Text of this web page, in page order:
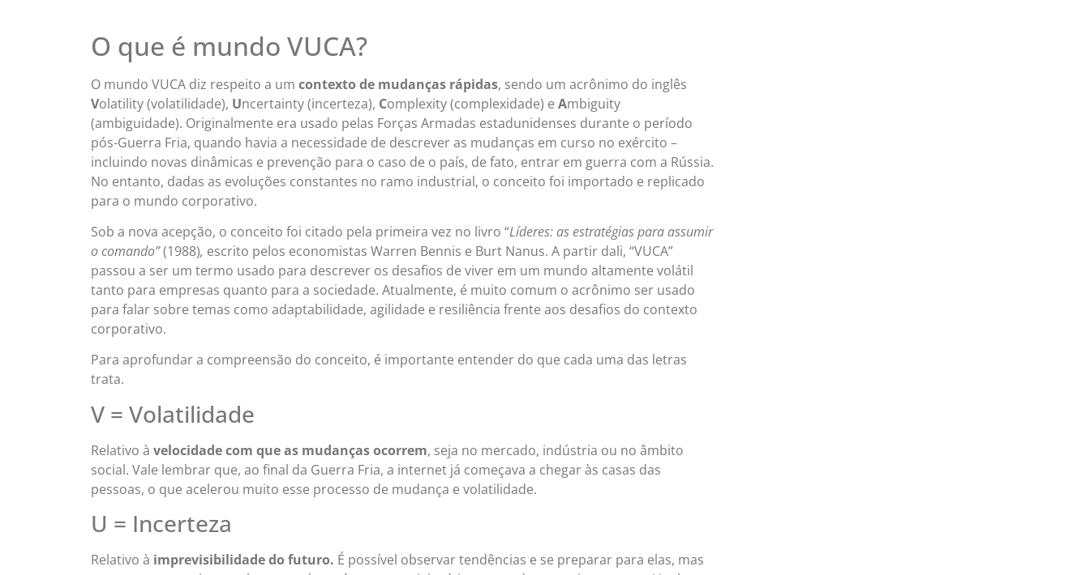
O que é mundo VUCA?
O mundo VUCA diz respeito a um contexto de mudanças rápidas, sendo um acrônimo do inglês
Volatility (volatilidade), Uncertainty (incerteza), Complexity (complexidade) e Ambiguity
(ambiguidade). Originalmente era usado pelas Forças Armadas estadunidenses durante o período
pós-Guerra Fria, quando havia a necessidade de descrever as mudanças em curso no exército –
incluindo novas dinâmicas e prevenção para o caso de o país, de fato, entrar em guerra com a Rússia.
No entanto, dadas as evoluções constantes no ramo industrial, o conceito foi importado e replicado
para o mundo corporativo.
Sob a nova acepção, o conceito foi citado pela primeira vez no livro “Líderes: as estratégias para assumir
o comando”(1988), escrito pelos economistas Warren Bennis e Burt Nanus. A partir dali, “VUCA”
passou a ser um termo usado para descrever os desafios de viver em um mundo altamente volátil
tanto para empresas quanto para a sociedade. Atualmente, é muito comum o acrônimo ser usado
para falar sobre temas como adaptabilidade, agilidade e resiliência frente aos desafios do contexto
corporativo.
Para aprofundar a compreensão do conceito, é importante entender do que cada uma das letras
trata.
V = Volatilidade
Relativo à velocidade com que as mudanças ocorrem, seja no mercado, indústria ou no âmbito
social. Vale lembrar que, ao final da Guerra Fria, a internet já começava a chegar às casas das
pessoas, o que acelerou muito esse processo de mudança e volatilidade.
U = Incerteza
Relativo à imprevisibilidade do futuro. É possível observar tendências e se preparar para elas, mas